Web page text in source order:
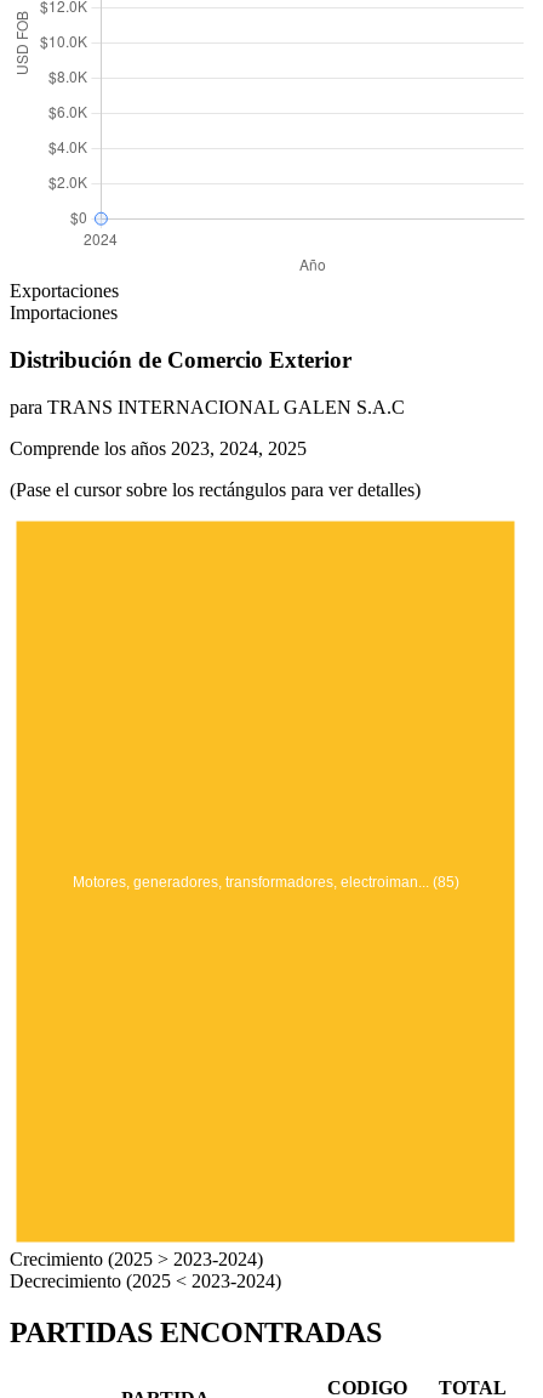
Exportaciones
Importaciones
Distribución de Comercio Exterior
para TRANS INTERNACIONAL GALEN S.A.C
Comprende los años 2023, 2024, 2025
(Pase el cursor sobre los rectángulos para ver detalles)
Motores, generadores, transformadores, electroiman... (85)
Crecimiento (2025 > 2023-2024)
Decrecimiento (2025 < 2023-2024)
PARTIDAS ENCONTRADAS
CODIGO TOTAL